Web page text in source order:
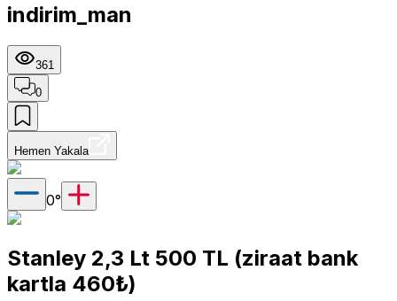
indirim_man
361
0
Hemen Yakala
0°
Stanley 2,3 Lt 500 TL (ziraat bank
kartla 460₺)